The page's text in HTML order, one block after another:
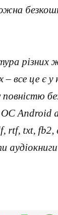
різних
– все це є
повністю
Android
rtf, txt, fb2,